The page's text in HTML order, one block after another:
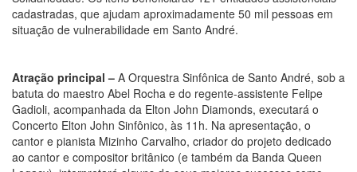
cadastradas, que ajudam aproximadamente 50 mil pessoas em
situação de vulnerabilidade em Santo André.
Atração principal – A Orquestra Sinfônica de Santo André, sob a
batuta do maestro Abel Rocha e do regente-assistente Felipe
Gadioli, acompanhada da Elton John Diamonds, executará o
Concerto Elton John Sinfônico, às 11h. Na apresentação, o
cantor e pianista Mizinho Carvalho, criador do projeto dedicado
ao cantor e compositor britânico (e também da Banda Queen